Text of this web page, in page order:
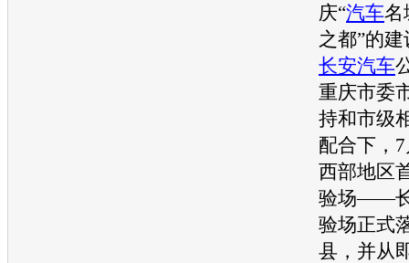
庆“汽车名
之都”的
长安汽车
重庆市委
持和市级
配合下，
西部地区
验场——
验场正式
县，并从